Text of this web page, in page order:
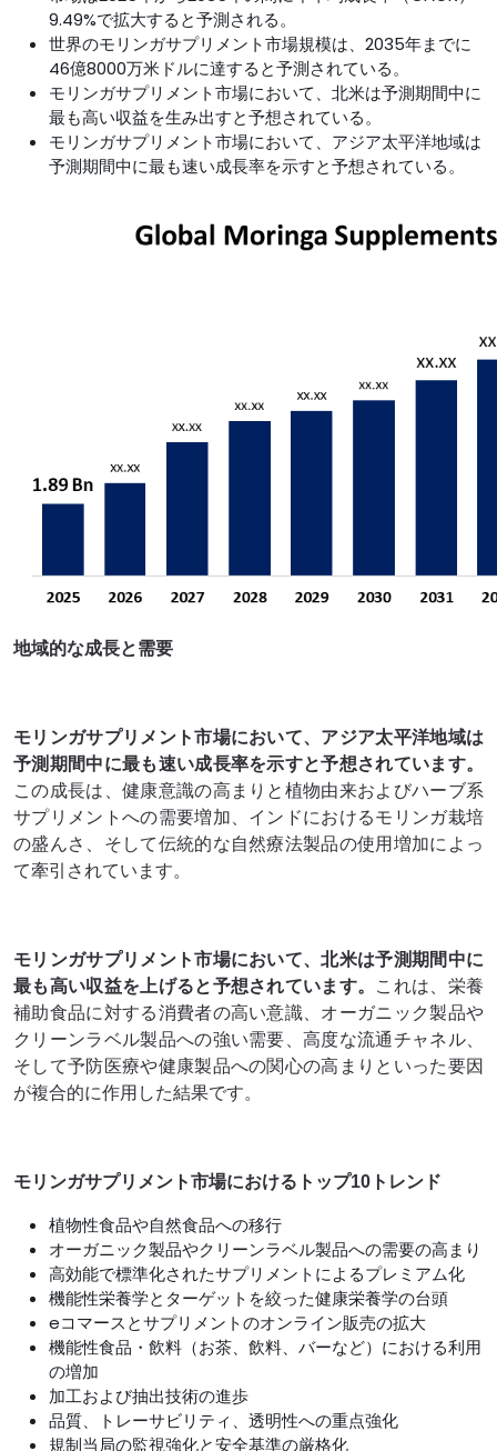
9.49%で拡大すると予測される。
世界のモリンガサプリメント市場規模は、2035年までに
46億8000万米ドルに達すると予測されている。
モリンガサプリメント市場において、北米は予測期間中に
最も高い収益を生み出すと予想されている。
モリンガサプリメント市場において、アジア太平洋地域は
予測期間中に最も速い成長率を示すと予想されている。
地域的な成長と需要
モリンガサプリメント市場において、アジア太平洋地域は
予測期間中に最も速い成長率を示すと予想されています。
この成長は、健康意識の高まりと植物由来およびハーブ系
サプリメントへの需要増加、インドにおけるモリンガ栽培
の盛んさ、そして伝統的な自然療法製品の使用増加によっ
て牽引されています。
モリンガサプリメント市場において、北米は予測期間中に
最も高い収益を上げると予想されています。 これは、栄養
補助食品に対する消費者の高い意識、オーガニック製品や
クリーンラベル製品への強い需要、高度な流通チャネル、
そして予防医療や健康製品への関心の高まりといった要因
が複合的に作用した結果です。
モリンガサプリメント市場におけるトップ10トレンド
植物性食品や自然食品への移行
オーガニック製品やクリーンラベル製品への需要の高まり
高効能で標準化されたサプリメントによるプレミアム化
機能性栄養学とターゲットを絞った健康栄養学の台頭
eコマースとサプリメントのオンライン販売の拡大
機能性食品・飲料（お茶、飲料、バーなど）における利用
の増加
加工および抽出技術の進歩
品質、トレーサビリティ、透明性への重点強化
規制当局の監視強化と安全基準の厳格化